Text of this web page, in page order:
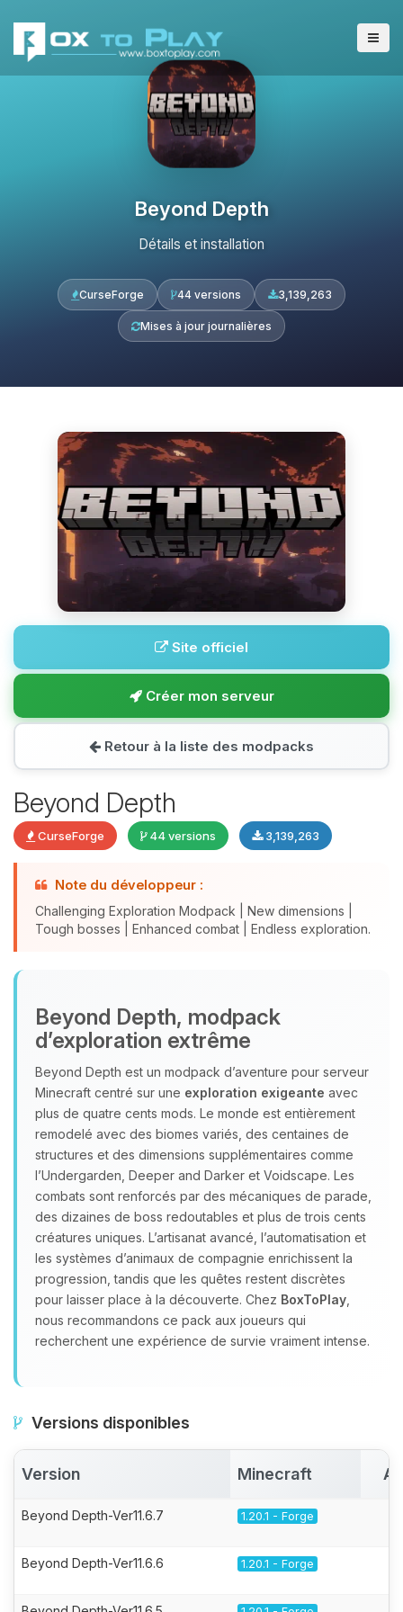
Beyond Depth
Détails et installation
CurseForge 44 versions 3,139,263
Mises à jour journalières
Site officiel
Créer mon serveur
Retour à la liste des modpacks
Beyond Depth
CurseForge 44 versions 3,139,263
Note du développeur :
Challenging Exploration Modpack | New dimensions |
Tough bosses | Enhanced combat | Endless exploration.
Beyond Depth, modpack
d’exploration extrême
Beyond Depth est un modpack d’aventure pour serveur
Minecraft centré sur une exploration exigeante avec
plus de quatre cents mods. Le monde est entièrement
remodelé avec des biomes variés, des centaines de
structures et des dimensions supplémentaires comme
l’Undergarden, Deeper and Darker et Voidscape. Les
combats sont renforcés par des mécaniques de parade,
des dizaines de boss redoutables et plus de trois cents
créatures uniques. L’artisanat avancé, l’automatisation et
les systèmes d’animaux de compagnie enrichissent la
progression, tandis que les quêtes restent discrètes
pour laisser place à la découverte. Chez BoxToPlay
nous recommandons ce pack aux joueurs qui
recherchent une expérience de survie vraiment intense.
Versions disponibles
Version Minecraft
Beyond Depth-Ver11.6.7 1.20.1 - Forge
Beyond Depth-Ver11.6.6 1.20.1 - Forge
parler ! Moi c’est Choupy, ton petit
assistant BoxToPlay. Dis-moi ce dont
petits circuits pour t’aider.